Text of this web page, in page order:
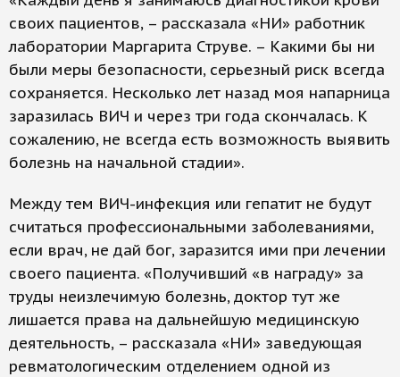
своих пациентов, – рассказала «НИ» работник
лаборатории Маргарита Струве. – Какими бы ни
были меры безопасности, серьезный риск всегда
сохраняется. Несколько лет назад моя напарница
заразилась ВИЧ и через три года скончалась. К
сожалению, не всегда есть возможность выявить
болезнь на начальной стадии».
Между тем ВИЧ-инфекция или гепатит не будут
считаться профессиональными заболеваниями,
если врач, не дай бог, заразится ими при лечении
своего пациента. «Получивший «в награду» за
труды неизлечимую болезнь, доктор тут же
лишается права на дальнейшую медицинскую
деятельность, – рассказала «НИ» заведующая
ревматологическим отделением одной из